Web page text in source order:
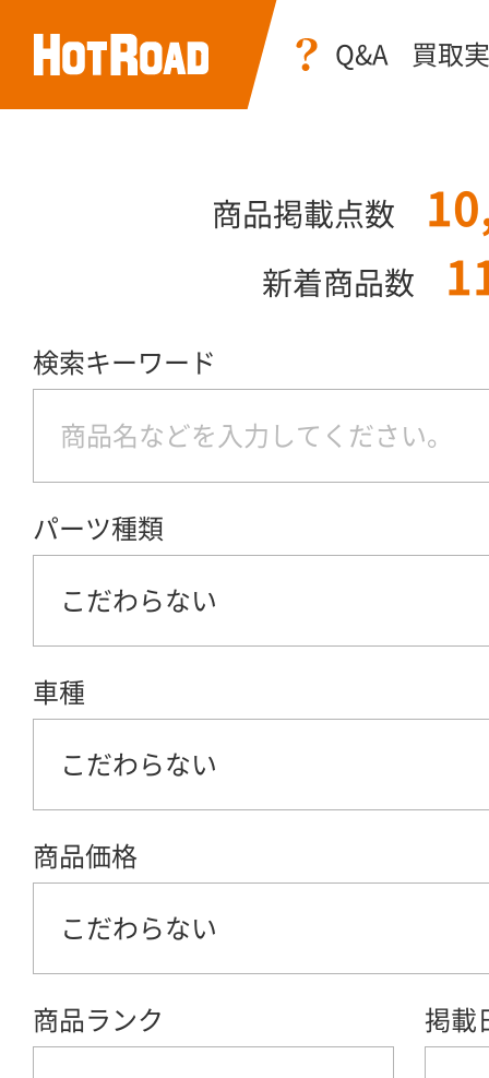
Q&A 買取
商品掲載点数
新着商品数
検索キーワード
パーツ種類
こだわらない
車種
こだわらない
商品価格
こだわらない
商品ランク 掲載